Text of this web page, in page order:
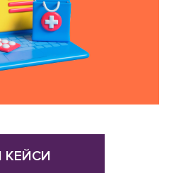
КЕЙСИ